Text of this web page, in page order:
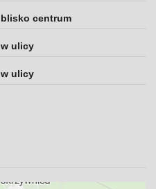
blisko centrum
w ulicy
w ulicy